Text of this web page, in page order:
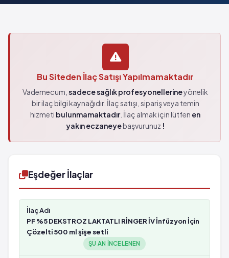
Bu Siteden İlaç Satışı Yapılmamaktadır
Vademecum, sadece sağlık profesyonellerineyönelik
bir ilaç bilgi kaynağıdır. İlaç satışı, sipariş veya temin
hizmeti bulunmamaktadır. İlaç almak için lütfen en
yakın eczaneyebaşvurunuz !
Eşdeğer İlaçlar
PF %5 DEKSTROZ LAKTATLI RİNGER İV İnfüzyon İçin
Çözelti 500 ml şişe setli
ŞU AN INCELENEN